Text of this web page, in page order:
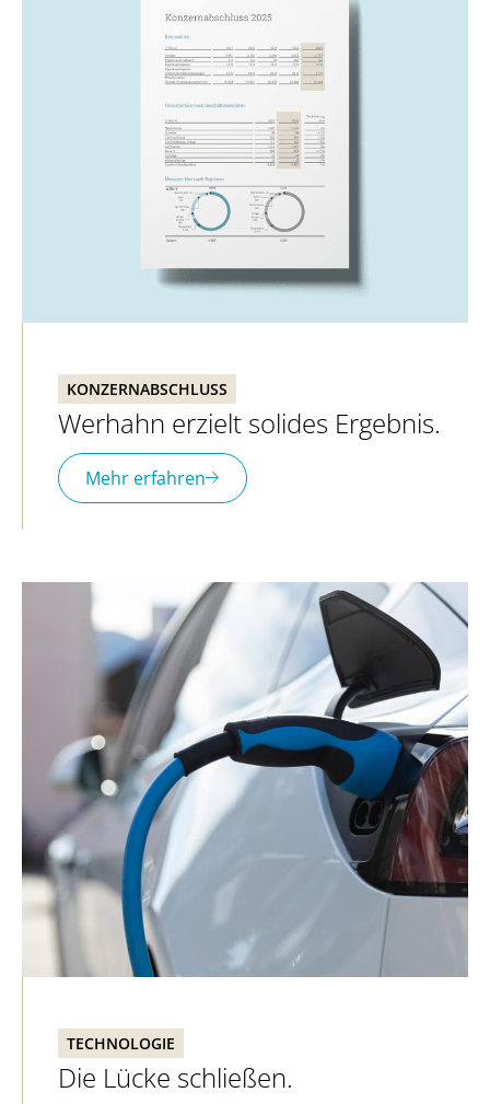
KONZERNABSCHLUSS
Werhahn erzielt solides Ergebnis.
Mehr erfahren
TECHNOLOGIE
Die Lücke schließen.